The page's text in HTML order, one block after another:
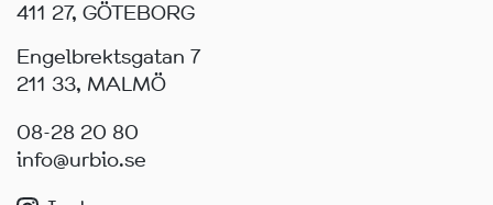
411 27, GÖTEBORG
Engelbrektsgatan 7
211 33, MALMÖ
08-28 20 80
info@urbio.se